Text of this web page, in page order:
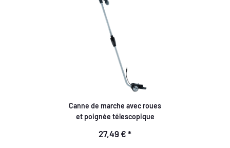
Canne de marche avec roues
et poignée télescopique
27,49 € *